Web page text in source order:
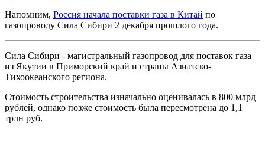
Напомним, Россия начала поставки газа в Китай по
газопроводу Сила Сибири 2 декабря прошлого года.
Сила Сибири - магистральный газопровод для поставок газа
из Якутии в Приморский край и страны Азиатско-
Тихоокеанского региона.
Стоимость строительства изначально оценивалась в 800 млрд
рублей, однако позже стоимость была пересмотрена до 1,1
трлн руб.